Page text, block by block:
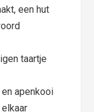
een hut
taartje
apenkooi